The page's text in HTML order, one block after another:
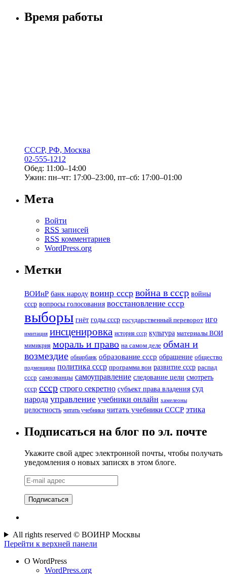
Время работы
СССР, РФ, Москва
02-555-1212
Обед: 11:00–14:00
Ужин: пн–чт: 17:00–23:00, пт–сб: 17:00–01:00
Мета
Войти
RSS записей
RSS комментариев
WordPress.org
Метки
ВОИнР банк народу воинр ссср война в ссср войны
ссср вопросы голосования восстановление ссср
выборы гнёт годы ссср государственный переворот иго
имитация инсценировка история ссср культура материалы ВОИ
мимикрия мораль и право на самом деле обман и
возмездие обнарбанк образование ссср обращение общество
подменщики политика ссср программа вои развитие ссср распад
ссср самозванцы самоуправление следование цели смотреть
ссср ссср строго секретно субъект права владения суд
народа управление учебники онлайн хамелеоны
целостность читать учебники читать учебники СССР этика
Подписаться на блог по эл. почте
Укажите свой адрес электронной почты, чтобы получать
уведомления о новых записях в этом блоге.
E-
mail
адрес
All rights reserved © ВОИНР Москвы
Перейти к верхней панели
О WordPress
WordPress.org